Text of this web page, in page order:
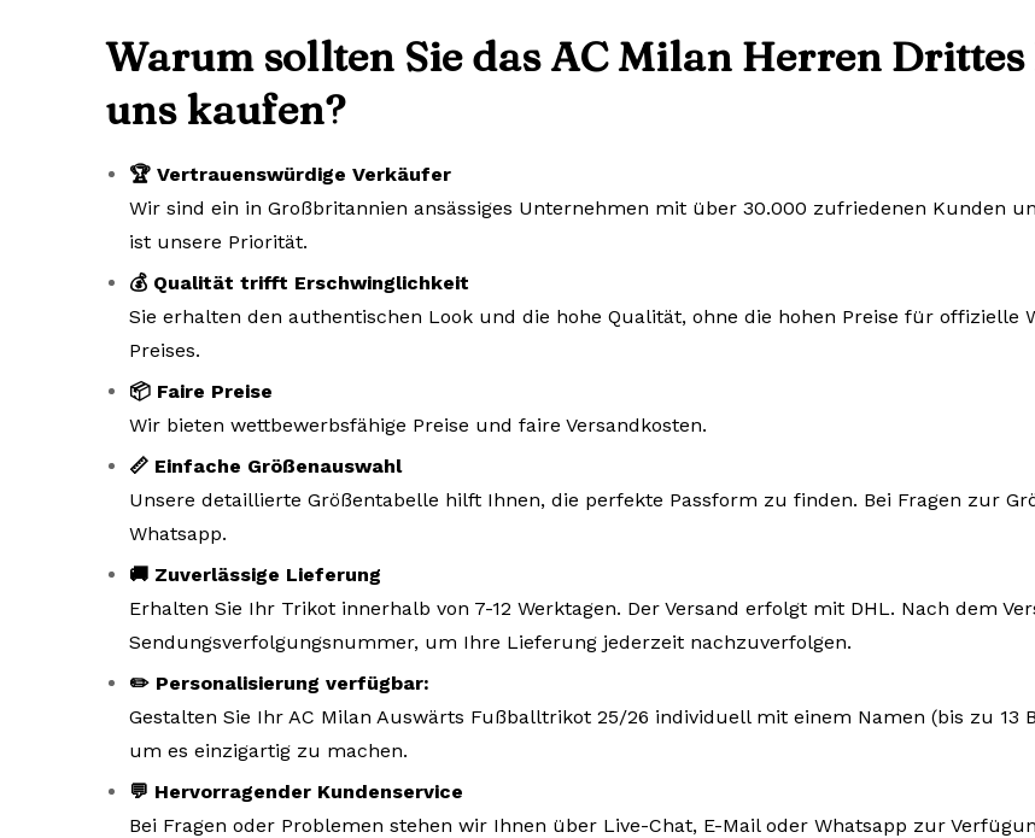
Warum sollten Sie das AC Milan Herren
uns kaufen?
🏆 Vertrauenswürdige Verkäufer
Wir sind ein in Großbritannien ansässiges Unternehmen mit über 30.000 zufriedenen Kunden
ist unsere Priorität.
💰 Qualität trifft Erschwinglichkeit
Sie erhalten den authentischen Look und die hohe Qualität, ohne die hohen Preise für offizielle
Preises.
📦 Faire Preise
Wir bieten wettbewerbsfähige Preise und faire Versandkosten.
📏 Einfache Größenauswahl
Unsere detaillierte Größentabelle hilft Ihnen, die perfekte Passform zu finden. Bei Fragen zur
Whatsapp.
🚚 Zuverlässige Lieferung
Erhalten Sie Ihr Trikot innerhalb von 7-12 Werktagen. Der Versand erfolgt mit DHL. Nach dem
Sendungsverfolgungsnummer, um Ihre Lieferung jederzeit nachzuverfolgen.
✏️ Personalisierung verfügbar:
Gestalten Sie Ihr AC Milan Auswärts Fußballtrikot 25/26 individuell mit einem Namen (bis zu
um es einzigartig zu machen.
💬 Hervorragender Kundenservice
Bei Fragen oder Problemen stehen wir Ihnen über Live-Chat, E-Mail oder Whatsapp zur